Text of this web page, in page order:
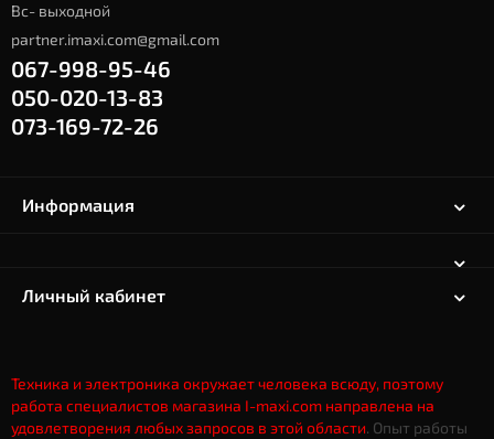
Вс- выходной
partner.imaxi.com@gmail.com
067-998-95-46
050-020-13-83
073-169-72-26
Информация
Личный кабинет
Техника и электроника окружает человека всюду, поэтому
работа специалистов магазина I-maxi.com направлена на
удовлетворения любых запросов в этой области. Опыт работы